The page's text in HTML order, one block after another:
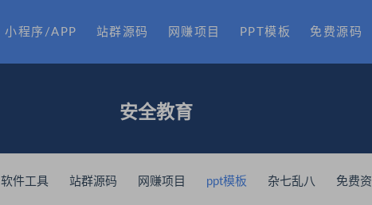
小程序/APP 站群源码 网赚项目 PPT模板 免费源码
安全教育
软件工具 站群源码 网赚项目 ppt模板 杂七乱八 免费